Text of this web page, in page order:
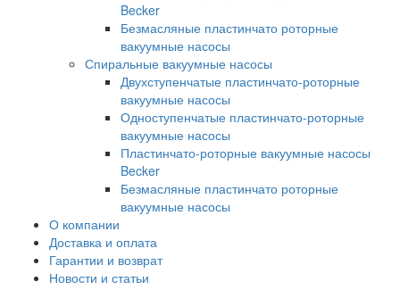
Becker
Безмасляные пластинчато роторные
вакуумные насосы
Спиральные вакуумные насосы
Двухступенчатые пластинчато-роторные
вакуумные насосы
Одноступенчатые пластинчато-роторные
вакуумные насосы
Пластинчато-роторные вакуумные насосы
Becker
Безмасляные пластинчато роторные
вакуумные насосы
О компании
Доставка и оплата
Гарантии и возврат
Новости и статьи